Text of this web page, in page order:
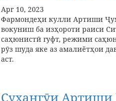
Apr 10, 2023
Фармондеҳи кулли Артиши
вокуниш ба изҳороти раиси
саҳюнистӣ гуфт, режими
рӯз шуда яке аз амалиётҳои
аст.
Сухангӯи